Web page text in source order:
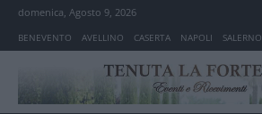
domenica, Agosto 9, 2026
BENEVENTO AVELLINO CASERTA NAPOLI SALERNO